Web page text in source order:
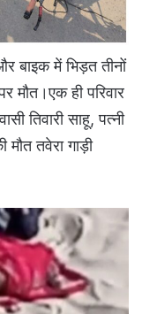
बाइक में भिड़त तीनों
मौत।एक ही परिवार
तिवारी साहू, पत्नी
मौत तवेरा गाड़ी